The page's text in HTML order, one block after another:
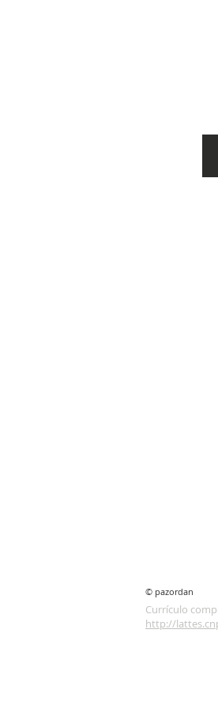
© pazordan
Currículo
http://